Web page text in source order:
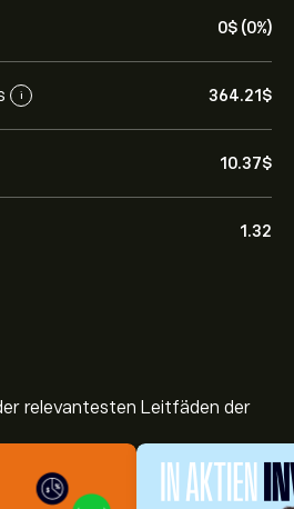
0‎$‎ (0%)
i 364.21‎$‎
10.37‎$‎
1.32
relevantesten Leitfäden der